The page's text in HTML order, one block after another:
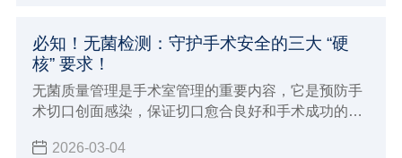
必知！无菌检测：守护手术安全的三大 “硬
核” 要求！
无菌质量管理是手术室管理的重要内容，它是预防手
术切口创面感染，保证切口愈合良好和手术成功的必
2026-03-04